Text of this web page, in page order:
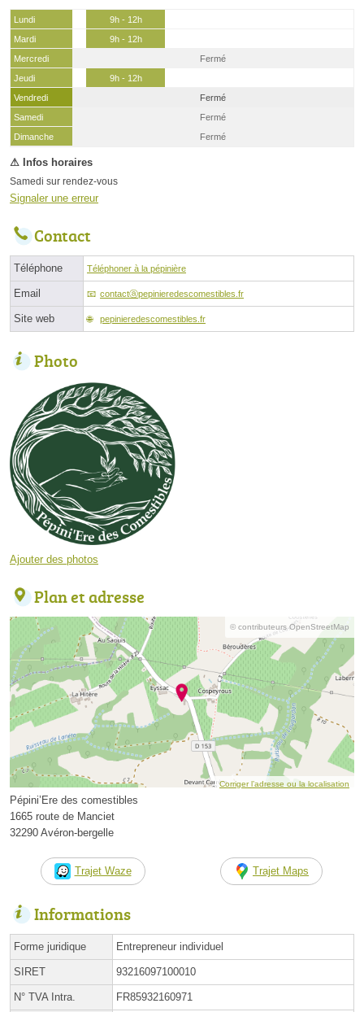
Lundi
9h - 12h
Mardi
9h - 12h
Mercredi
Fermé
Jeudi
9h - 12h
Vendredi
Fermé
Samedi
Fermé
Dimanche
Fermé
Samedi sur rendez-vous
Signaler une erreur
Contact
Téléphone Téléphoner à la pépinière
Email contactⓐpepinieredescomestibles.fr
Site web pepinieredescomestibles.fr
Photo
Ajouter des photos
Plan et adresse
© contributeurs OpenStreetMap
Corriger l’adresse ou la localisation
Pépini’Ere des comestibles
1665 route de Manciet
32290 Avéron-bergelle
Trajet Waze Trajet Maps
Informations
Forme juridique Entrepreneur individuel
SIRET 93216097100010
N° TVA Intra. FR85932160971